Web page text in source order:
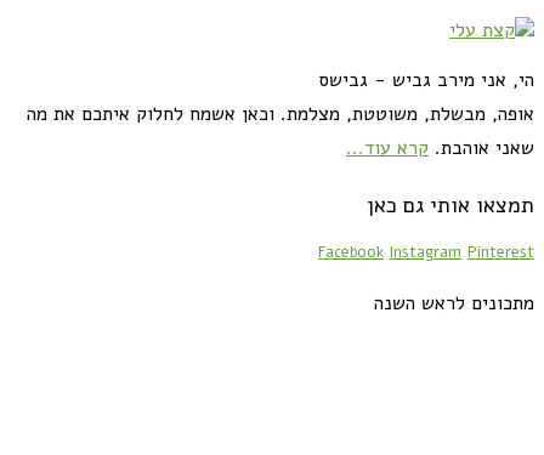
הי, אני מירב גביש - גבישס
אופה, מבשלת, משוטטת, מצלמת. וכאן אשמח לחלוק איתכם את מה
שאני אוהבת. קרא עוד...
תמצאו אותי גם כאן
Facebook Instagram Pinterest
מתכונים לראש השנה